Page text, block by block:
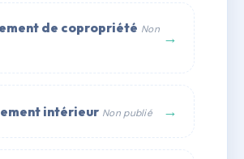
de copropriété Non →
intérieur Non publié →